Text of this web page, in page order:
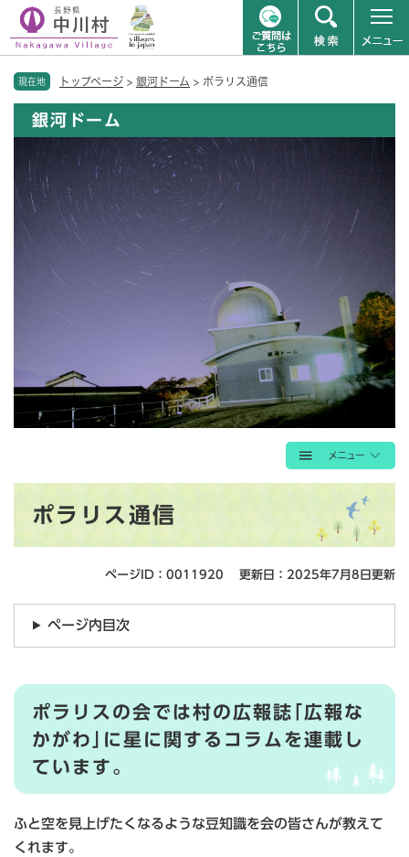
現在地 トップページ > 銀河ドーム > ポラリス通信
銀河ドーム
ポラリス通信
ページID：0011920 更新日：2025年7月8日更新
ページ内目次
ポラリスの会では村の広報誌｢広報な
かがわ｣に星に関するコラムを連載し
ています。
ふと空を見上げたくなるような豆知識を会の皆さんが教えて
くれます。